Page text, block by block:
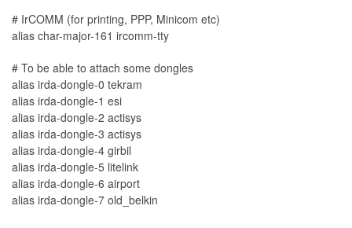
# IrCOMM (for printing, PPP, Minicom etc)
alias char-major-161 ircomm-tty
# To be able to attach some dongles
alias irda-dongle-0 tekram
alias irda-dongle-1 esi
alias irda-dongle-2 actisys
alias irda-dongle-3 actisys
alias irda-dongle-4 girbil
alias irda-dongle-5 litelink
alias irda-dongle-6 airport
alias irda-dongle-7 old_belkin